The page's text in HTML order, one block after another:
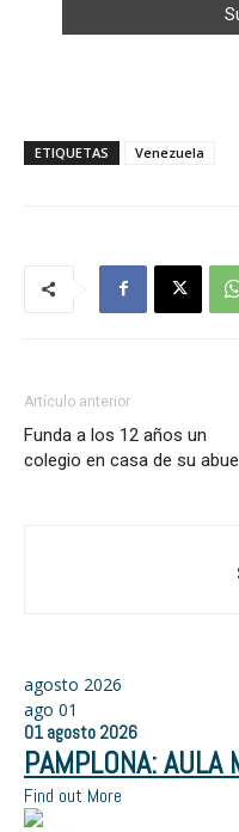
ETIQUETAS Venezuela
Artículo anterior
Funda a los 12 años un
colegio en casa de su
agosto 2026
ago 01
01 agosto 2026
PAMPLONA: AULA
Find out More